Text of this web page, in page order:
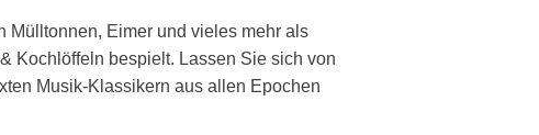
Mülltonnen, Eimer und vieles mehr als
Kochlöffeln bespielt. Lassen Sie sich von
Musik-Klassikern aus allen Epochen